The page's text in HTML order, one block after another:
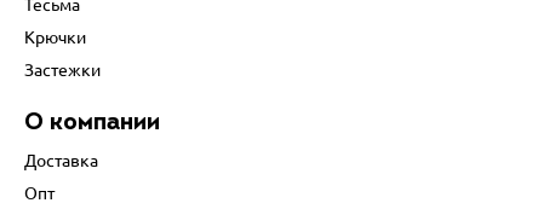
Тесьма
Крючки
Застежки
О компании
Доставка
Опт